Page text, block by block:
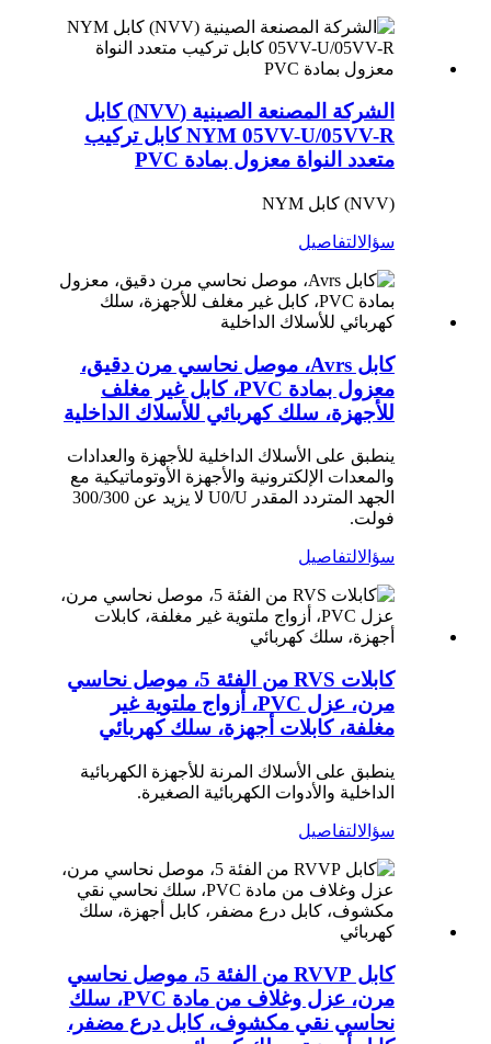
الشركة المصنعة الصينية (NVV) كابل
NYM 05VV-U/05VV-R كابل تركيب
متعدد النواة معزول بمادة PVC
(NVV) كابل NYM
سؤالالتفاصيل
كابل Avrs، موصل نحاسي مرن دقيق،
معزول بمادة PVC، كابل غير مغلف
للأجهزة، سلك كهربائي للأسلاك الداخلية
ينطبق على الأسلاك الداخلية للأجهزة والعدادات
والمعدات الإلكترونية والأجهزة الأوتوماتيكية مع
الجهد المتردد المقدر U0/U لا يزيد عن 300/300
فولت.
سؤالالتفاصيل
كابلات RVS من الفئة 5، موصل نحاسي
مرن، عزل PVC، أزواج ملتوية غير
مغلفة، كابلات أجهزة، سلك كهربائي
ينطبق على الأسلاك المرنة للأجهزة الكهربائية
الداخلية والأدوات الكهربائية الصغيرة.
سؤالالتفاصيل
كابل RVVP من الفئة 5، موصل نحاسي
مرن، عزل وغلاف من مادة PVC، سلك
نحاسي نقي مكشوف، كابل درع مضفر،